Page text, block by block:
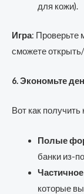
для кожи).
Игра: Проверьте
сможете
6. Экономьте
Вот как
Полые
банки из-
которые